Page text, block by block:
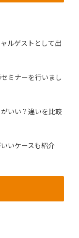
ルゲストとして出
ミナーを行いまし
いい？違いを比較
いケースも紹介